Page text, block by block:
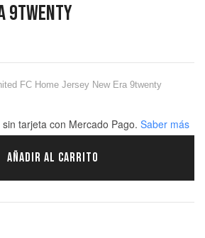
9twenty
FC Home Jersey New Era 9twenty
tarjeta con Mercado Pago. Saber más
AÑADIR AL CARRITO